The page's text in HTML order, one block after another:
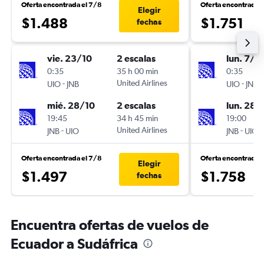
Oferta encontrada el 7/8
$1.488
Elegir
fechas
vie. 23/10
0:35
UIO- JNB
2 escalas
35 h 00 min
United Airlines
mié. 28/10
19:45
JNB- UIO
2 escalas
34 h 45 min
United Airlines
Oferta encontrada el 7/8
$1.497
Elegir
fechas
Oferta encontrada
$1.751
lun. 7/9
0:35
UIO- JNB
lun. 28/
19:00
JNB- UIO
Oferta encontrada
$1.758
Encuentra ofertas de vuelos de
Ecuador a Sudáfrica